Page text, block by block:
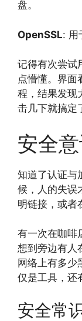
盘。
OpenSSL: 用
记得有次尝试
点懵懂。界面
程，结果发现
击几下就搞定
安全
知道了认证与
候，人的失误
明链接，或者
有一次在咖啡
想到旁边有人
网络上有多少
仅是工具，还
安全常